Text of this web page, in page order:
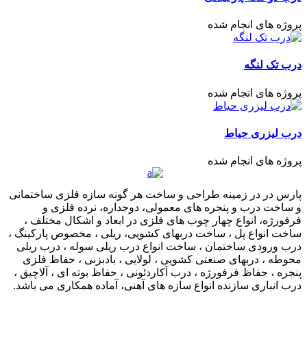
پروژه های انجام شده
درب تک لنگه
پروژه های انجام شده
درب لیزری حیاط
پروژه های انجام شده
پارس در در زمینه طراحی و ساخت هر گونه سازه فلزی ساختمانی
و ساخت درب و پنجره های معمولی، دوجداره، نرده فلزی و
فرفورژه، انواع چهار چوب های فلزی در ابعاد و اشکال مختلف ،
ساخت انواع پل ، ساخت دربهای کشویی، ریلی ، مخصوص پارکینگ ،
درب ورودی ساختمان ، ساخت انواع درب ریلی سوله ، درب ریلی
محوطه ، دربهای صنعتی کشویی ، لولایی ، بادبزنی ، حفاظ فلزی
پنجره ، حفاظ فرفورژه ، درب آکاردئونی ، حفاظ بوته ای ، آلاچیق ،
درب انباری سازنده انواع سازه های آهنی، آماده همکاری می باشد.